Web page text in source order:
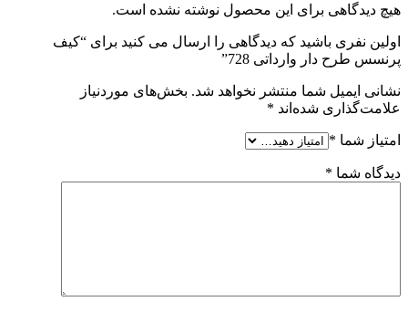
هیچ دیدگاهی برای این محصول نوشته نشده است.
اولین نفری باشید که دیدگاهی را ارسال می کنید برای “کیف
پرنسس طرح دار وارداتی 728”
نشانی ایمیل شما منتشر نخواهد شد. بخش‌های موردنیاز
علامت‌گذاری شده‌اند *
امتیاز شما *
دیدگاه شما *